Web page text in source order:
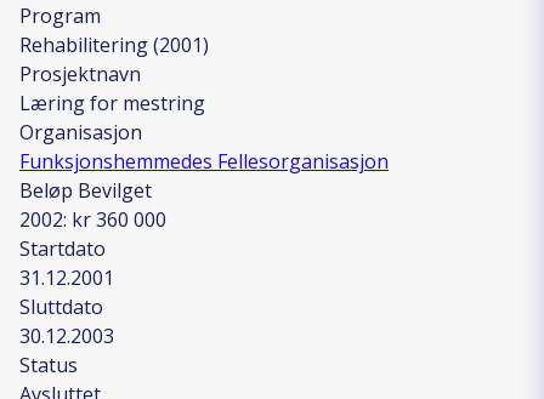
Program
Rehabilitering (2001)
Prosjektnavn
Læring for mestring
Organisasjon
Funksjonshemmedes Fellesorganisasjon
Beløp Bevilget
2002: kr 360 000
Startdato
31.12.2001
Sluttdato
30.12.2003
Status